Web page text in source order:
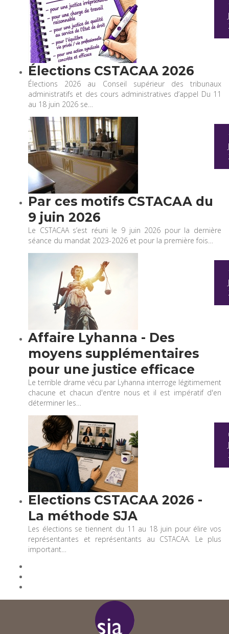
Élections CSTACAA 2026
Élections 2026 au Conseil supérieur des tribunaux
administratifs et des cours administratives d’appel Du 11
au 18 juin 2026 se…
Par ces motifs CSTACAA du
9 juin 2026
Le CSTACAA s’est réuni le 9 juin 2026 pour la dernière
séance du mandat 2023-2026 et pour la première fois…
Affaire Lyhanna - Des
moyens supplémentaires
pour une justice efficace
Le terrible drame vécu par Lyhanna interroge légitimement
chacune et chacun d'entre nous et il est impératif d'en
déterminer les…
Elections CSTACAA 2026 -
La méthode SJA
Les élections se tiennent du 11 au 18 juin pour élire vos
représentantes et représentants au CSTACAA. Le plus
important…